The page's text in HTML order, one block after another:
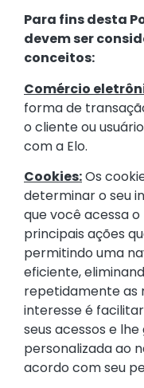
Para fins desta
devem ser
conceitos:
Comércio
forma de
o cliente ou
com a Elo.
Cookies:Os
determinar o seu
que você acessa o
principais ações
permitindo uma
eficiente,
repetidamente as
interesse é
seus acessos e
personalizada ao
acordo com seu